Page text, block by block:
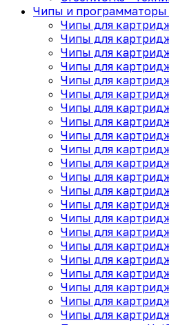
Чипы и
Чипы для
Чипы для
Чипы для
Чипы для
Чипы для
Чипы для
Чипы для
Чипы для
Чипы для
Чипы для
Чипы для
Чипы для
Чипы для
Чипы для
Чипы для
Чипы для
Чипы для
Чипы для
Чипы для
Чипы для
Чипы для
Чипы для